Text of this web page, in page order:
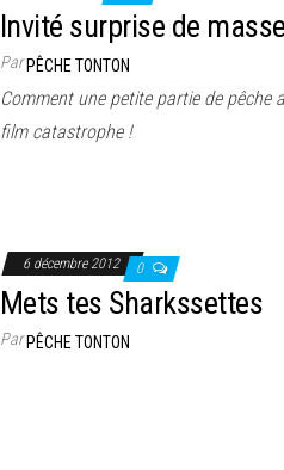
Invité surprise de masse
ParPÊCHE TONTON
Comment une petite partie de pêche
film catastrophe !
6 décembre 2012 0
Mets tes Sharkssettes
ParPÊCHE TONTON